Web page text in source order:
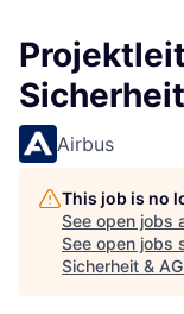
Airbus
This job is no
See open jobs
See open jobs
Sicherheit &